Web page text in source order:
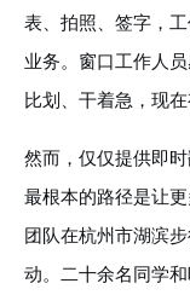
表、拍照、签字，
业务。窗口工作人
比划、干着急，现
然而，仅仅提供即
最根本的路径是让
团队在杭州市湖滨
动。二十余名同学